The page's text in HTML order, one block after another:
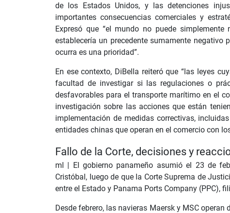
de los Estados Unidos, y las detenciones
importantes consecuencias comerciales y
Expresó que “el mundo no puede
establecería un precedente sumamente
ocurra es una prioridad”.
En ese contexto, DiBella reiteró que “las leyes
facultad de investigar si las regulaciones o
desfavorables para el transporte marítimo en el
investigación sobre las acciones que están
implementación de medidas correctivas,
entidades chinas que operan en el comercio con
Fallo de la Corte, decisiones y
ml | El gobierno panameño asumió el 23 de
Cristóbal, luego de que la Corte Suprema de
entre el Estado y Panama Ports Company (PPC),
Desde febrero, las navieras Maersk y MSC